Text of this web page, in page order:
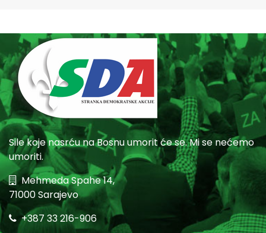
Sile koje nasrću na Bosnu umorit će se. Mi se nećemo
umoriti.
Mehmeda Spahe 14,
71000 Sarajevo
+387 33 216-906